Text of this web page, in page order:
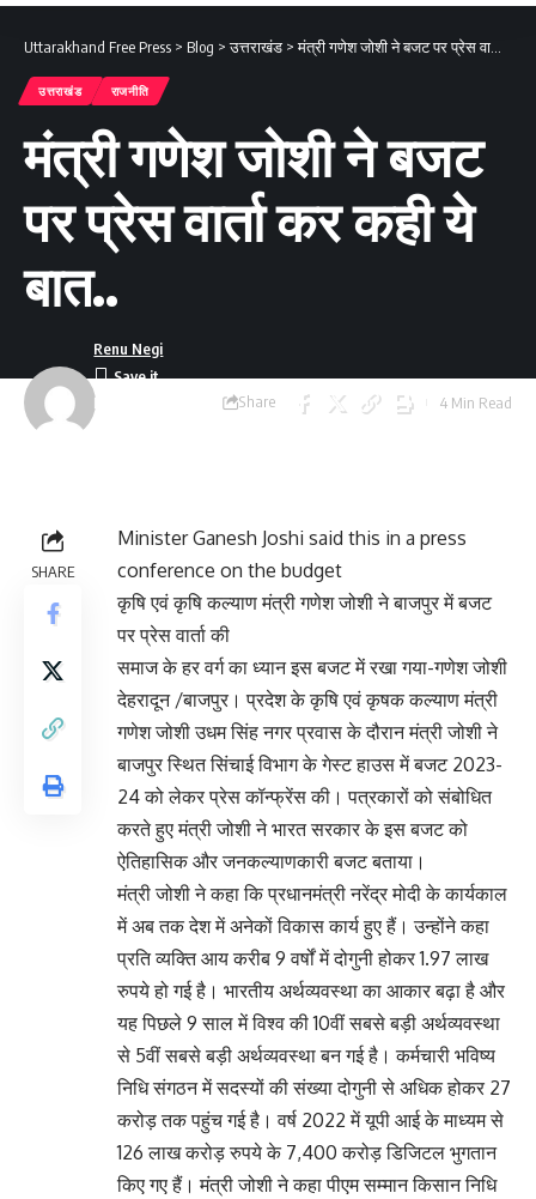
Uttarakhand Free Press > Blog >उत्तराखंड >मंत्री गणेश जोशी ने बजट पर प्रेस वार्ता कर कही ये बात..
उत्तराखंड राजनीति
मंत्री गणेश जोशी ने बजट
पर प्रेस वार्ता कर कही ये
बात..
Last updated:
Renu Negi
Share 4 Min Read
SHARE
Minister Ganesh Joshi said this in a press
conference on the budget
कृषि एवं कृषि कल्याण मंत्री गणेश जोशी ने बाजपुर में बजट
पर प्रेस वार्ता की
समाज के हर वर्ग का ध्यान इस बजट में रखा गया-गणेश जोशी
देहरादून /बाजपुर। प्रदेश के कृषि एवं कृषक कल्याण मंत्री
गणेश जोशी उधम सिंह नगर प्रवास के दौरान मंत्री जोशी ने
बाजपुर स्थित सिंचाई विभाग के गेस्ट हाउस में बजट 2023-
24 को लेकर प्रेस कॉन्फ्रेंस की। पत्रकारों को संबोधित
करते हुए मंत्री जोशी ने भारत सरकार के इस बजट को
ऐतिहासिक और जनकल्याणकारी बजट बताया।
मंत्री जोशी ने कहा कि प्रधानमंत्री नरेंद्र मोदी के कार्यकाल
में अब तक देश में अनेकों विकास कार्य हुए हैं। उन्होंने कहा
प्रति व्यक्ति आय करीब 9 वर्षों में दोगुनी होकर 1.97 लाख
रुपये हो गई है। भारतीय अर्थव्यवस्था का आकार बढ़ा है और
यह पिछले 9 साल में विश्व की 10वीं सबसे बड़ी अर्थव्यवस्था
से 5वीं सबसे बड़ी अर्थव्यवस्था बन गई है। कर्मचारी भविष्य
निधि संगठन में सदस्यों की संख्या दोगुनी से अधिक होकर 27
करोड़ तक पहुंच गई है। वर्ष 2022 में यूपी आई के माध्यम से
126 लाख करोड़ रुपये के 7,400 करोड़ डिजिटल भुगतान
किए गए हैं। मंत्री जोशी ने कहा पीएम सम्मान किसान निधि